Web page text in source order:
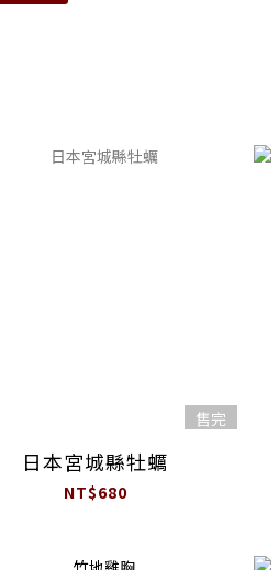
售完
日本宮城縣牡蠣
NT$680